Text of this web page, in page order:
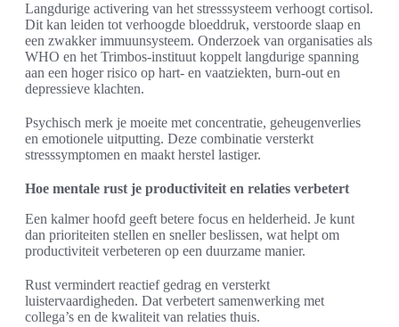
Langdurige activering van het stresssysteem verhoogt cortisol.
Dit kan leiden tot verhoogde bloeddruk, verstoorde slaap en
een zwakker immuunsysteem. Onderzoek van organisaties als
WHO en het Trimbos-instituut koppelt langdurige spanning
aan een hoger risico op hart- en vaatziekten, burn-out en
depressieve klachten.
Psychisch merk je moeite met concentratie, geheugenverlies
en emotionele uitputting. Deze combinatie versterkt
stresssymptomen en maakt herstel lastiger.
Hoe mentale rust je productiviteit en relaties verbetert
Een kalmer hoofd geeft betere focus en helderheid. Je kunt
dan prioriteiten stellen en sneller beslissen, wat helpt om
productiviteit verbeteren op een duurzame manier.
Rust vermindert reactief gedrag en versterkt
luistervaardigheden. Dat verbetert samenwerking met
collega’s en de kwaliteit van relaties thuis.